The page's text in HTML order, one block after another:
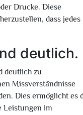
Drucke. Diese
dass jedes
deutlich.
deutlich zu
Missverständnisse
Dies ermöglicht es
Leistungen im